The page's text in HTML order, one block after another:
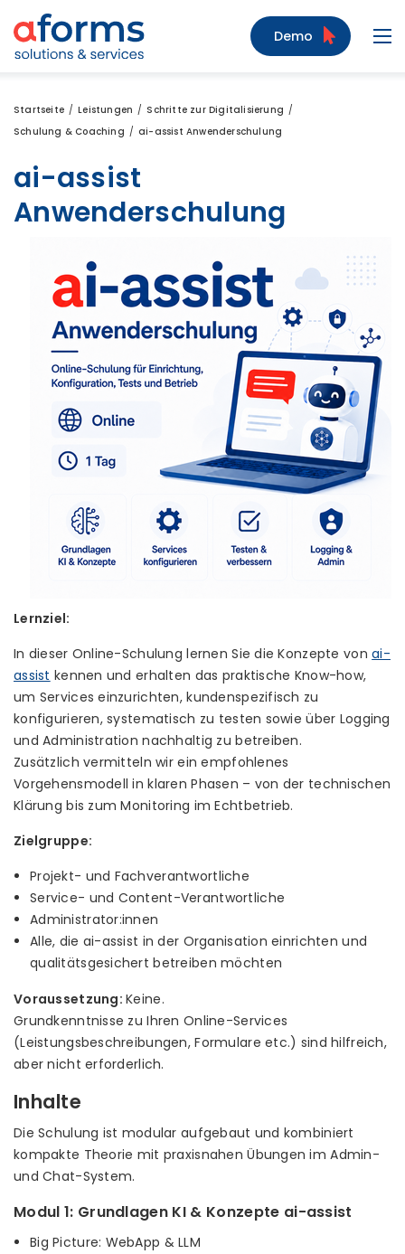
Zum Inhalt
Zum Menü
Zur Suche
Demo
Startseite Leistungen
Schritte zur Digitalisierung
Schulung & Coaching
ai-assist Anwenderschulung
ai-assist
Anwenderschulung
Lernziel:
In dieser Online-Schulung lernen Sie die Konzepte vonai-
assist kennen und erhalten das praktische Know-how,
um Services einzurichten, kundenspezifisch zu
konfigurieren, systematisch zu testen sowie über Logging
und Administration nachhaltig zu betreiben.
Zusätzlich vermitteln wir ein empfohlenes
Vorgehensmodell in klaren Phasen – von der technischen
Klärung bis zum Monitoring im Echtbetrieb.
Zielgruppe:
Projekt- und Fachverantwortliche
Service- und Content-Verantwortliche
Administrator:innen
Alle, die ai-assist in der Organisation einrichten und
qualitätsgesichert betreiben möchten
Voraussetzung:Keine.
Grundkenntnisse zu Ihren Online-Services
(Leistungsbeschreibungen, Formulare etc.) sind hilfreich,
aber nicht erforderlich.
Inhalte
Die Schulung ist modular aufgebaut und kombiniert
kompakte Theorie mit praxisnahen Übungen im Admin-
und Chat-System.
Modul 1: Grundlagen KI & Konzepte ai-assist
Big Picture: WebApp & LLM